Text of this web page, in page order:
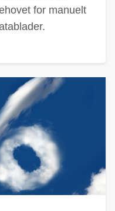
for manuelt